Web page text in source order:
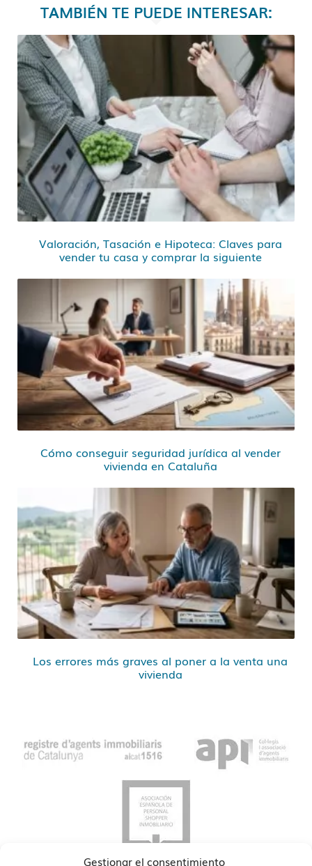
Gestionar el consentimiento
TAMBIÉN TE PUEDE INTERESAR:
Valoración, Tasación e Hipoteca: Claves para
vender tu casa y comprar la siguiente
Cómo conseguir seguridad jurídica al vender
vivienda en Cataluña
Los errores más graves al poner a la venta una
vivienda